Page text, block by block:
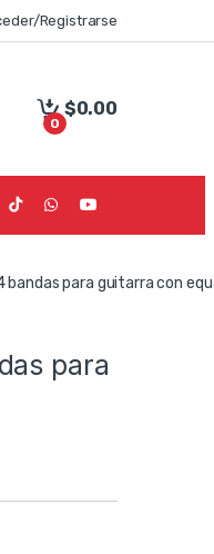
Registrarse
0
$0.00
para guitarra con
para